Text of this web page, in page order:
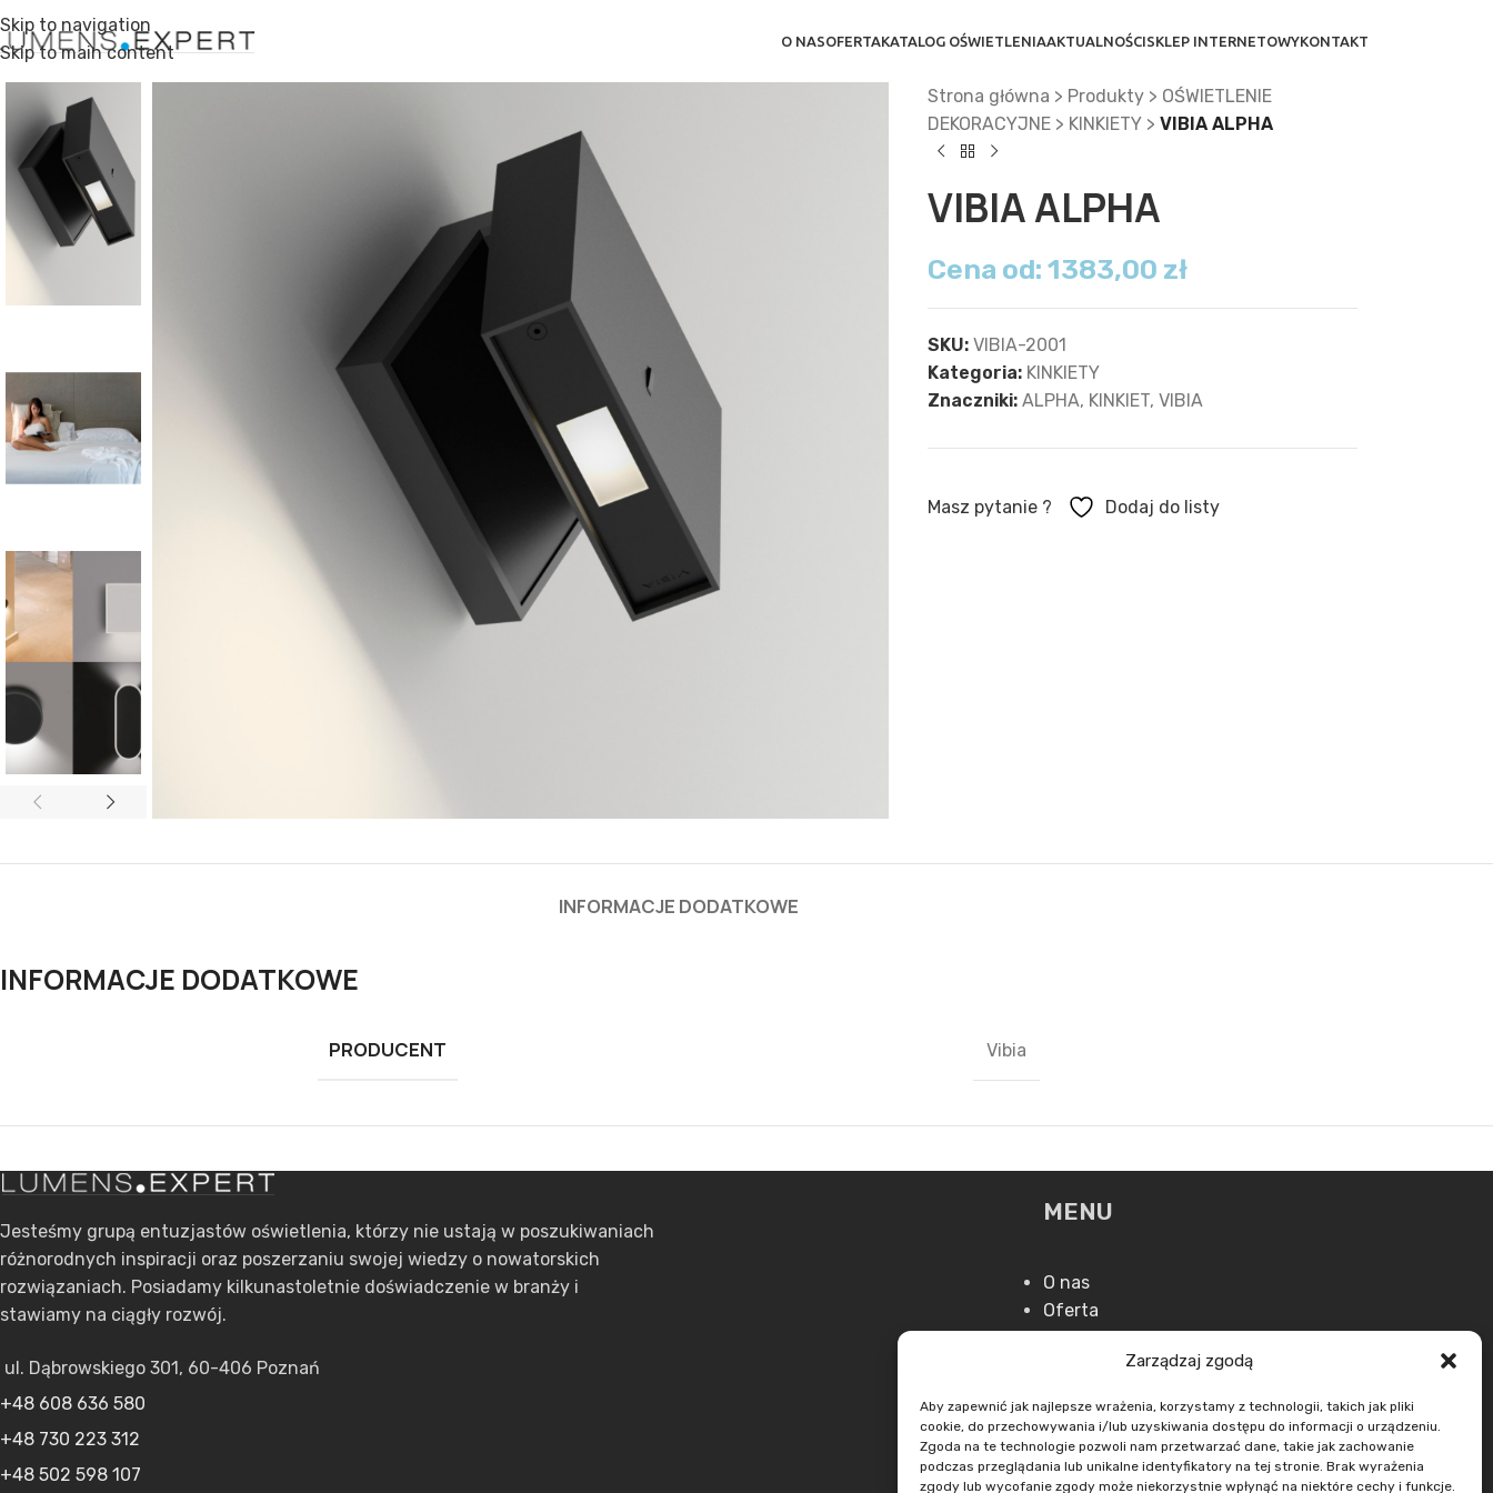
Zarządzaj zgodą
Aby zapewnić jak najlepsze wrażenia, korzystamy z technologii, takich jak pliki
cookie, do przechowywania i/lub uzyskiwania dostępu do informacji o urządzeniu.
Zgoda na te technologie pozwoli nam przetwarzać dane, takie jak zachowanie
podczas przeglądania lub unikalne identyfikatory na tej stronie. Brak wyrażenia
zgody lub wycofanie zgody może niekorzystnie wpłynąć na niektóre cechy i funkcje.
Skip to navigation
Skip to main content
O NASOFERTAKATALOG OŚWIETLENIAAKTUALNOŚCISKLEP INTERNETOWYKONTAKT
Strona główna > Produkty> OŚWIETLENIE
DEKORACYJNE> KINKIETY> VIBIA ALPHA
VIBIA ALPHA
Cena od: 1383,00 zł
SKU: VIBIA-2001
Kategoria: KINKIETY
Znaczniki: ALPHA, KINKIET, VIBIA
Masz pytanie ? Dodaj do listy
INFORMACJE DODATKOWE
INFORMACJE DODATKOWE
PRODUCENT Vibia
Jesteśmy grupą entuzjastów oświetlenia, którzy nie ustają w poszukiwaniach
różnorodnych inspiracji oraz poszerzaniu swojej wiedzy o nowatorskich
rozwiązaniach. Posiadamy kilkunastoletnie doświadczenie w branży i
stawiamy na ciągły rozwój.
ul. Dąbrowskiego 301, 60-406 Poznań
+48 608 636 580
+48 730 223 312
+48 502 598 107
MENU
O nas
Oferta
Aktualności